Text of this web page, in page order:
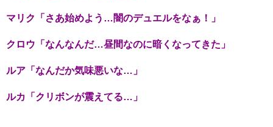
マリク「さあ始めよう…闇のデュエルをなぁ！」
クロウ「なんなんだ…昼間なのに暗くなってきた」
ルア「なんだか気味悪いな…」
ルカ「クリボンが震えてる…」